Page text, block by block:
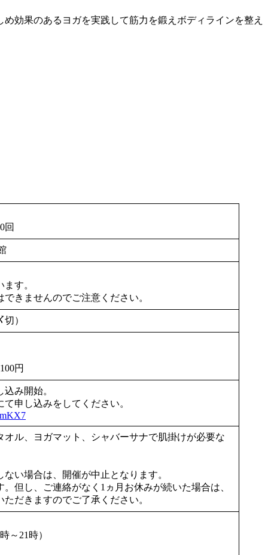
効果のあるヨガを実践して筋力を鍛えボディラインを整え
回
ます。
できませんのでご注意ください。
）
円
み開始。
申し込みをしてください。
ル、ヨガマット、シャバーサナで肌掛けが必要な
い場合は、開催が中止となります。
但し、ご連絡がなく1ヵ月お休みが続いた場合は、
だきますのでご了承ください。
～21時）